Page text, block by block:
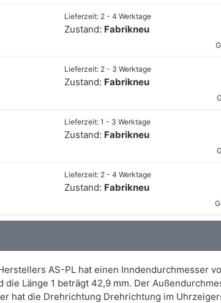
Lieferzeit: 2 - 4 Werktage
Zustand: Fabrikneu
Lieferzeit: 2 - 3 Werktage
Zustand: Fabrikneu
Lieferzeit: 1 - 3 Werktage
Zustand: Fabrikneu
Lieferzeit: 2 - 4 Werktage
Zustand: Fabrikneu
AS-PL hat einen Inndendurchmesser
Länge 1 beträgt 42,9 mm. Der
hat die Drehrichtung Drehrichtung im